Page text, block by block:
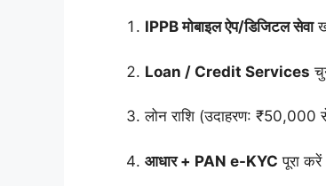
IPPB मोबाइल ऐप/डिजिटल सेवा
Loan / Credit Services
लोन राशि (उदाहरण:
आधार + PAN e-KYC पूरा करें